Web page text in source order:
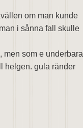
om man kunde
i sånna fall skulle
men som e underbara
helgen. gula ränder